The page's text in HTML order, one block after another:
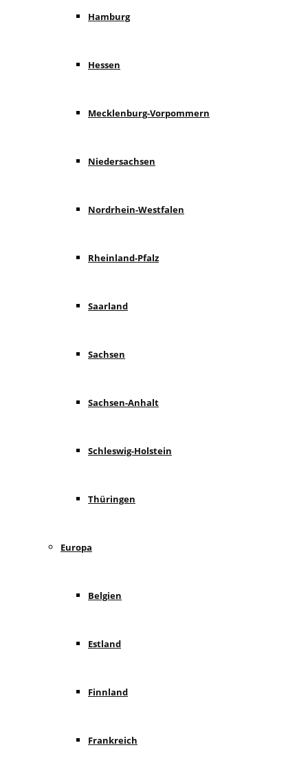
Hamburg
Hessen
Mecklenburg-Vorpommern
Niedersachsen
Nordrhein-Westfalen
Rheinland-Pfalz
Saarland
Sachsen
Sachsen-Anhalt
Schleswig-Holstein
Thüringen
Europa
Belgien
Estland
Finnland
Frankreich